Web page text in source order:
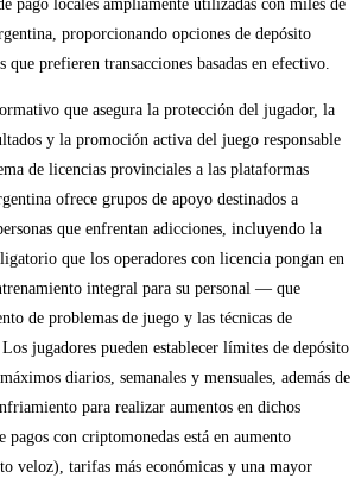
pago locales ampliamente utilizadas con miles de
proporcionando opciones de depósito
que prefieren transacciones basadas en efectivo.
que asegura la protección del jugador, la
y la promoción activa del juego responsable
de licencias provinciales a las plataformas
ofrece grupos de apoyo destinados a
que enfrentan adicciones, incluyendo la
que los operadores con licencia pongan en
integral para su personal — que
de problemas de juego y las técnicas de
jugadores pueden establecer límites de depósito
diarios, semanales y mensuales, además de
para realizar aumentos en dichos
con criptomonedas está en aumento
veloz), tarifas más económicas y una mayor